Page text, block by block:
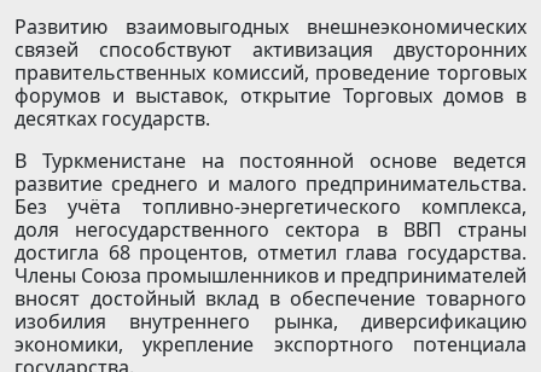
Развитию взаимовыгодных внешнеэкономических
связей способствуют активизация двусторонних
правительственных комиссий, проведение торговых
форумов и выставок, открытие Торговых домов в
десятках государств.
В Туркменистане на постоянной основе ведется
развитие среднего и малого предпринимательства.
Без учёта топливно-энергетического комплекса,
доля негосударственного сектора в ВВП страны
достигла 68 процентов, отметил глава государства.
Члены Союза промышленников и предпринимателей
вносят достойный вклад в обеспечение товарного
изобилия внутреннего рынка, диверсификацию
экономики, укрепление экспортного потенциала